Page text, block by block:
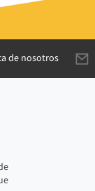
de nosotros